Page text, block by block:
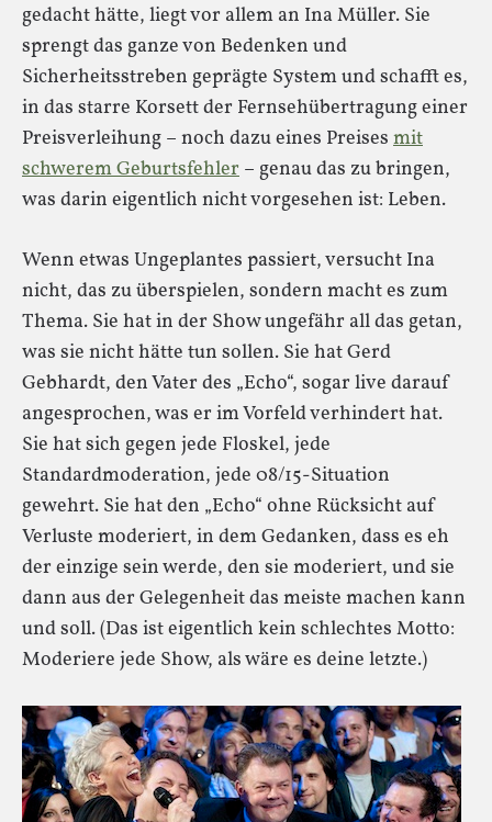
gedacht hätte, liegt vor allem an Ina Müller. Sie
sprengt das ganze von Bedenken und
Sicherheitsstreben geprägte System und schafft es,
in das starre Korsett der Fernsehübertragung einer
Preisverleihung – noch dazu eines Preises mit
schwerem Geburtsfehler – genau das zu bringen,
was darin eigentlich nicht vorgesehen ist: Leben.
Wenn etwas Ungeplantes passiert, versucht Ina
nicht, das zu überspielen, sondern macht es zum
Thema. Sie hat in der Show ungefähr all das getan,
was sie nicht hätte tun sollen. Sie hat Gerd
Gebhardt, den Vater des „Echo“, sogar live darauf
angesprochen, was er im Vorfeld verhindert hat.
Sie hat sich gegen jede Floskel, jede
Standardmoderation, jede 08/15-Situation
gewehrt. Sie hat den „Echo“ ohne Rücksicht auf
Verluste moderiert, in dem Gedanken, dass es eh
der einzige sein werde, den sie moderiert, und sie
dann aus der Gelegenheit das meiste machen kann
und soll. (Das ist eigentlich kein schlechtes Motto:
Moderiere jede Show, als wäre es deine letzte.)